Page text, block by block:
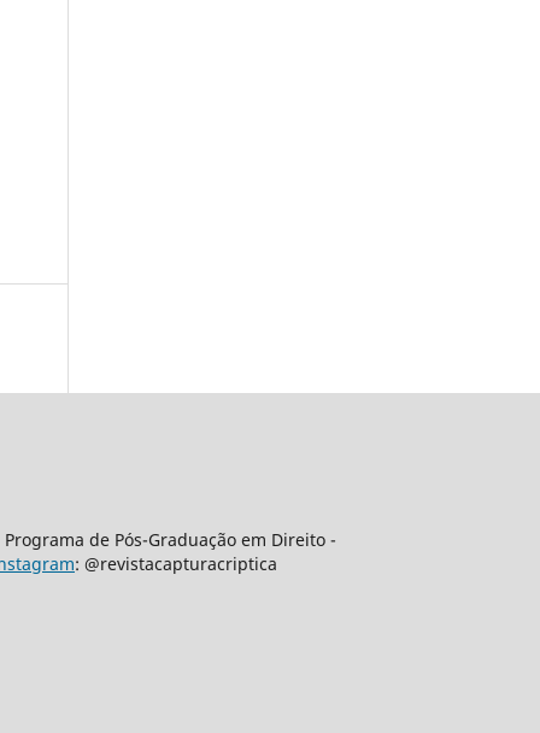
de Pós-Graduação em Direito -
: @revistacapturacriptica